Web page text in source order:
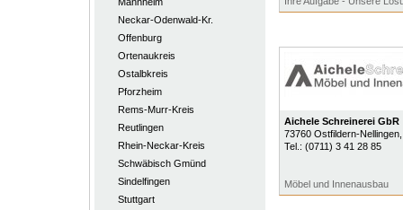
Neckar-Odenwald-Kr.
Offenburg
Ortenaukreis
Ostalbkreis
Pforzheim
Rems-Murr-Kreis
Reutlingen
Rhein-Neckar-Kreis
Schwäbisch Gmünd
Sindelfingen
Stuttgart
Aichele Schreinerei GbR
73760 Ostfildern-Nellingen
Tel.: (0711) 3 41 28 85
Möbel und Innenausbau